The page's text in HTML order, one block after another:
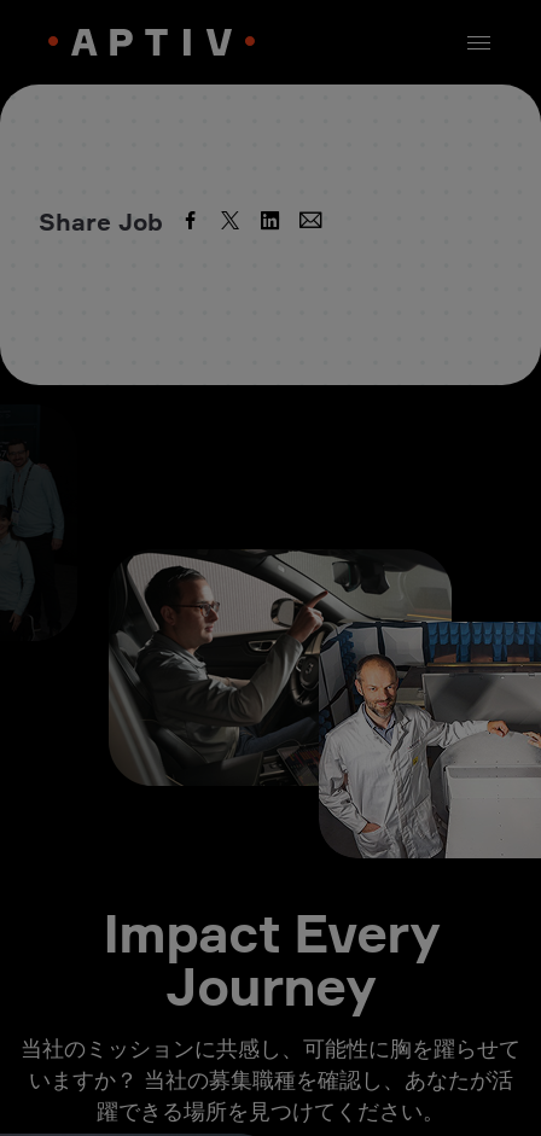
Share Job
Impact Every
Journey
当社のミッションに共感し、可能性に胸を躍らせて
いますか？ 当社の募集職種を確認し、あなたが活
躍できる場所を見つけてください。